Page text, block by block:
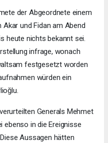
der Abgeordnete einem
und Fidan am Abend
heute nichts bekannt sei.
infrage, wonach
festgesetzt worden
würden ein
Generals Mehmet
ebenso in die Ereignisse
Aussagen hätten